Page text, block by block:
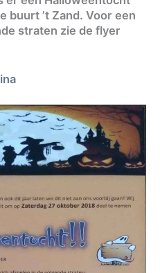
buurt ’t Zand. Voor een
straten zie de flyer